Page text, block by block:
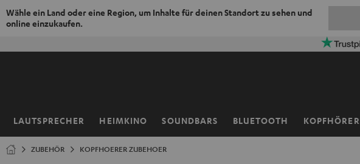
Wähle ein Land oder eine Region, um Inhalte für deinen Standort zu sehen und
online einzukaufen.
LAUTSPRECHER HEIMKINO SOUNDBARS BLUETOOTH KOPFHÖRER
Startseite
ZUBEHÖR KOPFHOERER ZUBEHOER